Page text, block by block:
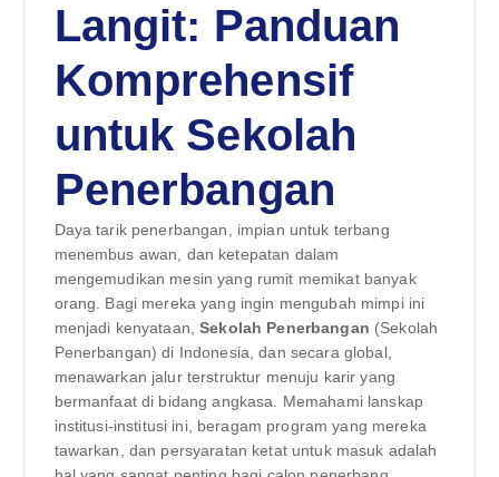
Langit: Panduan
Komprehensif
untuk Sekolah
Penerbangan
Daya tarik penerbangan, impian untuk terbang
menembus awan, dan ketepatan dalam
mengemudikan mesin yang rumit memikat banyak
orang. Bagi mereka yang ingin mengubah mimpi ini
menjadi kenyataan,Sekolah Penerbangan (Sekolah
Penerbangan) di Indonesia, dan secara global,
menawarkan jalur terstruktur menuju karir yang
bermanfaat di bidang angkasa. Memahami lanskap
institusi-institusi ini, beragam program yang mereka
tawarkan, dan persyaratan ketat untuk masuk adalah